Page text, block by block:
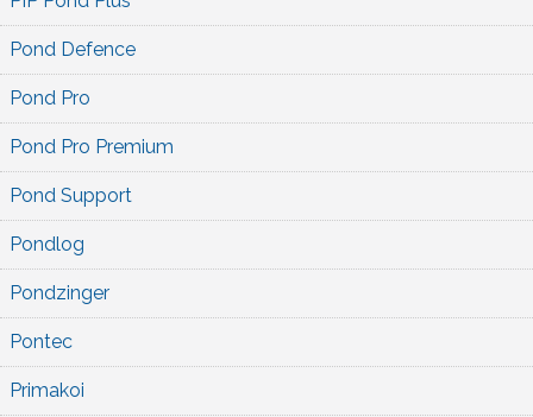
Pond Defence
Pond Pro
Pond Pro Premium
Pond Support
Pondlog
Pondzinger
Pontec
Primakoi